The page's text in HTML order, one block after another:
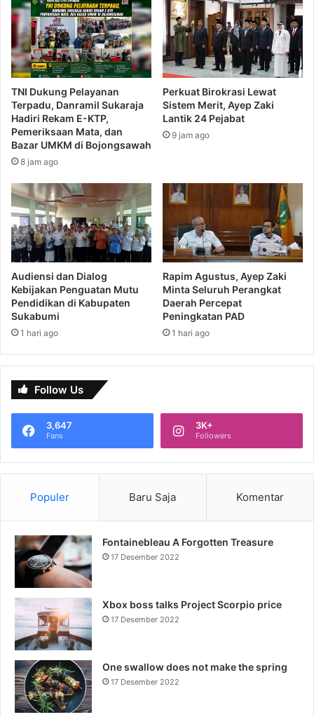
TNI Dukung Pelayanan
Terpadu, Danramil Sukaraja
Hadiri Rekam E-KTP,
Pemeriksaan Mata, dan
Bazar UMKM di Bojongsawah
8 jam ago
Perkuat Birokrasi Lewat
Sistem Merit, Ayep Zaki
Lantik 24 Pejabat
9 jam ago
Audiensi dan Dialog
Kebijakan Penguatan Mutu
Pendidikan di Kabupaten
Sukabumi
1 hari ago
Rapim Agustus, Ayep Zaki
Minta Seluruh Perangkat
Daerah Percepat
Peningkatan PAD
1 hari ago
Follow Us
3,647
Fans
3K+
Followers
Populer Baru Saja Komentar
Fontainebleau A Forgotten Treasure
17 Desember 2022
Xbox boss talks Project Scorpio price
17 Desember 2022
One swallow does not make the spring
17 Desember 2022